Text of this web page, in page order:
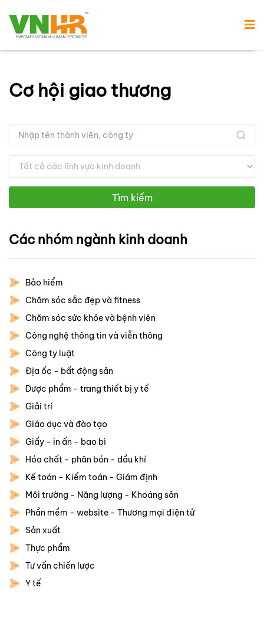
Cơ hội giao thương
Tìm kiếm
Các nhóm ngành kinh doanh
Bảo hiểm
Chăm sóc sắc đẹp và fitness
Chăm sóc sức khỏe và bệnh viên
Công nghệ thông tin và viễn thông
Công ty luật
Địa ốc - bất động sản
Dược phẩm - trang thiết bị y tế
Giải trí
Giáo dục và đào tạo
Giấy - in ấn - bao bì
Hóa chất - phân bón - dầu khí
Kế toán - Kiểm toán - Giám định
Môi trường - Năng lượng - Khoáng sản
Phần mềm - website - Thương mại điện tử
Sản xuất
Thực phẩm
Tư vấn chiến lược
Y tế